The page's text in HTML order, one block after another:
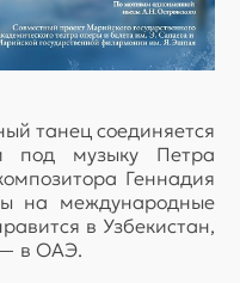
танец соединяется
под музыку Петра
Геннадия
на международные
в Узбекистан,
— в ОАЭ.